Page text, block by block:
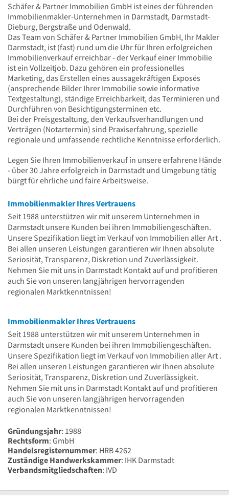
Schäfer & Partner Immobilien GmbH ist eines der führenden
Immobilienmakler-Unternehmen in Darmstadt, Darmstadt-
Dieburg, Bergstraße und Odenwald.
Das Team von Schäfer & Partner Immobilien GmbH, Ihr Makler
Darmstadt, ist (fast) rund um die Uhr für Ihren erfolgreichen
Immobilienverkauf erreichbar - der Verkauf einer Immobilie
ist ein Vollzeitjob. Dazu gehören ein professionelles
Marketing, das Erstellen eines aussagekräftigen Exposés
(ansprechende Bilder Ihrer Immobilie sowie informative
Textgestaltung), ständige Erreichbarkeit, das Terminieren und
Durchführen von Besichtigungsterminen etc.
Bei der Preisgestaltung, den Verkaufsverhandlungen und
Verträgen (Notartermin) sind Praxiserfahrung, spezielle
regionale und umfassende rechtliche Kenntnisse erforderlich.
Legen Sie Ihren Immobilienverkauf in unsere erfahrene Hände
- über 30 Jahre erfolgreich in Darmstadt und Umgebung tätig
bürgt für ehrliche und faire Arbeitsweise.
Immobilienmakler Ihres Vertrauens
Seit 1988 unterstützen wir mit unserem Unternehmen in
Darmstadt unsere Kunden bei ihren Immobiliengeschäften.
Unsere Spezifikation liegt im Verkauf von Immobilien aller Art .
Bei allen unseren Leistungen garantieren wir Ihnen absolute
Seriosität, Transparenz, Diskretion und Zuverlässigkeit.
Nehmen Sie mit uns in Darmstadt Kontakt auf und profitieren
auch Sie von unseren langjährigen hervorragenden
regionalen Marktkenntnissen!
Immobilienmakler Ihres Vertrauens
Seit 1988 unterstützen wir mit unserem Unternehmen in
Darmstadt unsere Kunden bei ihren Immobiliengeschäften.
Unsere Spezifikation liegt im Verkauf von Immobilien aller Art .
Bei allen unseren Leistungen garantieren wir Ihnen absolute
Seriosität, Transparenz, Diskretion und Zuverlässigkeit.
Nehmen Sie mit uns in Darmstadt Kontakt auf und profitieren
auch Sie von unseren langjährigen hervorragenden
regionalen Marktkenntnissen!
Gründungsjahr: 1988
Rechtsform: GmbH
Handelsregisternummer: HRB 4262
Zuständige Handwerkskammer: IHK Darmstadt
Verbandsmitgliedschaften: IVD